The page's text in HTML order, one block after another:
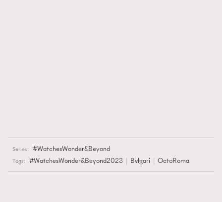
Series: WatchesWonder&Beyond
Tags: #WatchesWonder&Beyond2023 Bvlgari OctoRoma